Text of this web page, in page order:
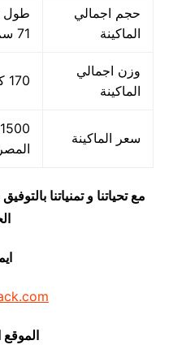
حجم اجمالي
الماكينة
71 سم ارتفاع
وزن اجمالي
الماكينة
170 كيلو
سعر الماكينة
مع تحياتنا و تمنياتنا
الموقع